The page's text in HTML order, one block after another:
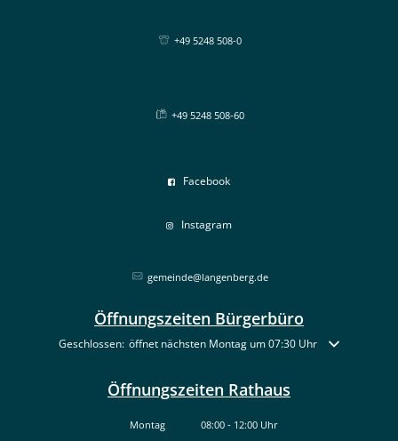
+49 5248 508-0
+49 5248 508-60
Facebook
Instagram
gemeinde@langenberg.de
Öffnungszeiten Bürgerbüro
Klicken, um weitere Öffnungs- oder Schließzeiten auszublenden
Geschlossen: öffnet nächsten Montag um 07:30 Uhr
Öffnungszeiten Rathaus
Montag 08:00- 12:00Uhr